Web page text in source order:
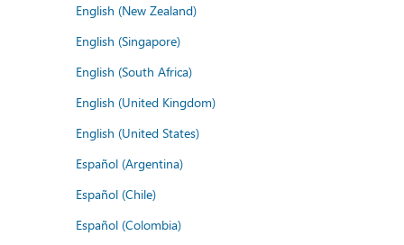
English (New Zealand)
English (Singapore)
English (South Africa)
English (United Kingdom)
English (United States)
Español (Argentina)
Español (Chile)
Español (Colombia)